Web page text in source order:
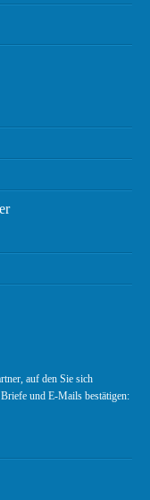
auf den Sie sich
und E-Mails bestätigen: